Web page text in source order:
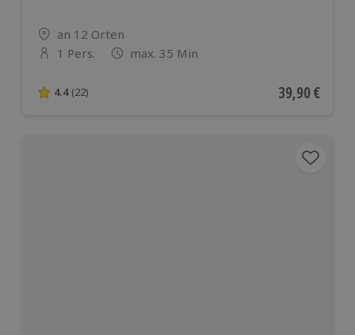
Standort
an 12 Orten
Anzahl der Teilnehmer
1 Pers. max. 35 Min
4.4 von 5 Sternen basierend auf 22 Bewertungen
4.4 (22) Aktueller
39,90 €